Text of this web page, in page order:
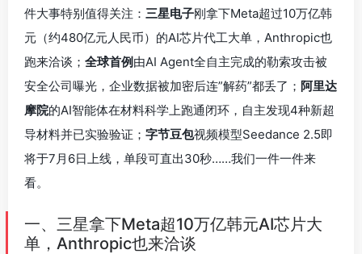
件大事特别值得关注： 三星电子刚拿下Meta超过10万亿韩
元（约480亿元人民币）的AI芯片代工大单，Anthropic也
跑来洽谈； 全球首例由AI Agent全自主完成的勒索攻击被
安全公司曝光，企业数据被加密后连”解药”都丢了； 阿里达
摩院的AI智能体在材料科学上跑通闭环，自主发现4种新超
导材料并已实验验证； 字节豆包视频模型Seedance 2.5即
将于7月6日上线，单段可直出30秒……我们一件一件来
看。
一、三星拿下Meta超10万亿韩元AI芯片大
单，Anthropic也来洽谈